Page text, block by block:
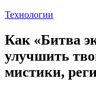
Технологии
Как «Битва
улучшить
мистики,